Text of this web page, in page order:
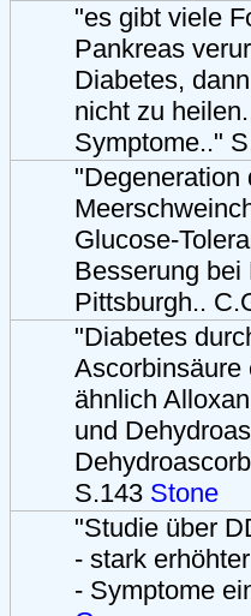
"es gibt viele
Pankreas
Diabetes,
nicht zu
Symptome.."
"Degeneration
Glucose-
Besserung bei
Pittsburgh..
"Diabetes
Ascorbinsäure
ähnlich
und
S.143 Stone
"Studie über
- stark
- Symptome